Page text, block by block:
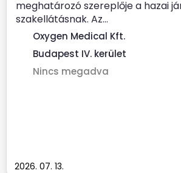
meghatározó szereplője a hazai
szakellátásnak. Az...
Oxygen Medical Kft.
Budapest IV. kerület
Nincs megadva
2026. 07. 13.